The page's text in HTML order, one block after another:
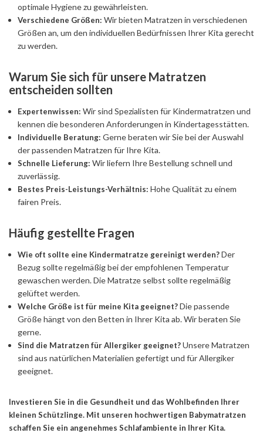
optimale Hygiene zu gewährleisten.
Verschiedene Größen: Wir bieten Matratzen in verschiedenen
Größen an, um den individuellen Bedürfnissen Ihrer Kita gerecht
zu werden.
Warum Sie sich für unsere Matratzen
entscheiden sollten
Expertenwissen: Wir sind Spezialisten für Kindermatratzen und
kennen die besonderen Anforderungen in Kindertagesstätten.
Individuelle Beratung: Gerne beraten wir Sie bei der Auswahl
der passenden Matratzen für Ihre Kita.
Schnelle Lieferung: Wir liefern Ihre Bestellung schnell und
zuverlässig.
Bestes Preis-Leistungs-Verhältnis: Hohe Qualität zu einem
fairen Preis.
Häufig gestellte Fragen
Wie oft sollte eine Kindermatratze gereinigt werden?Der
Bezug sollte regelmäßig bei der empfohlenen Temperatur
gewaschen werden. Die Matratze selbst sollte regelmäßig
gelüftet werden.
Welche Größe ist für meine Kita geeignet?Die passende
Größe hängt von den Betten in Ihrer Kita ab. Wir beraten Sie
gerne.
Sind die Matratzen für Allergiker geeignet?Unsere Matratzen
sind aus natürlichen Materialien gefertigt und für Allergiker
geeignet.
Investieren Sie in die Gesundheit und das Wohlbefinden Ihrer
kleinen Schützlinge. Mit unseren hochwertigen Babymatratzen
schaffen Sie ein angenehmes Schlafambiente in Ihrer Kita.